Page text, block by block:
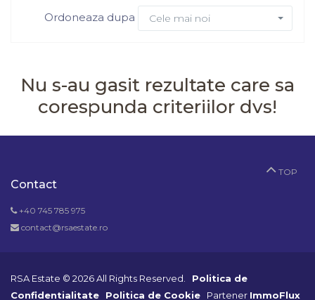
Ordoneaza dupa Cele mai noi
Nu s-au gasit rezultate care sa
corespunda criteriilor dvs!
TOP
Contact
+40 745 785 975
contact@rsaestate.ro
RSA Estate © 2026 All Rights Reserved. Politica de
Confidentialitate
Politica de Cookie Partener ImmoFlux